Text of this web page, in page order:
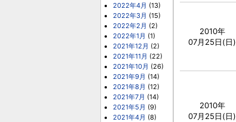
2022年4月 (13)
2022年3月 (15)
2022年2月 (2)
2022年1月 (1)
2021年12月 (2)
2021年11月 (22)
2021年10月 (26)
2021年9月 (14)
2021年8月 (12)
2021年7月 (14)
2021年5月 (9)
2021年4月 (8)
2010年
07月25日(日)
2010年
07月25日(日)